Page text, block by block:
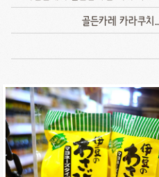
골든카레 카라쿠